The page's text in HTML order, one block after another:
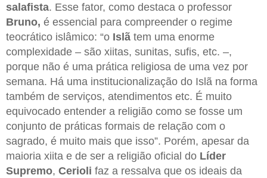
salafista. Esse fator, como destaca o professor
Bruno, é essencial para compreender o regime
teocrático islâmico: “o Islã tem uma enorme
complexidade – são xiitas, sunitas, sufis, etc. –,
porque não é uma prática religiosa de uma vez por
semana. Há uma institucionalização do Islã na forma
também de serviços, atendimentos etc. É muito
equivocado entender a religião como se fosse um
conjunto de práticas formais de relação com o
sagrado, é muito mais que isso”. Porém, apesar da
maioria xiita e de ser a religião oficial do Líder
Supremo, Cerioli faz a ressalva que os ideais da